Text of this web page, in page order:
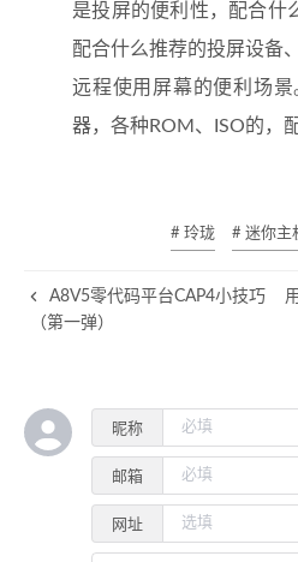
是投屏的便利性，配合什
配合什么推荐的投屏设备
远程使用屏幕的便利场
器，各种ROM、ISO的，
# 玲珑 # 迷你主
A8V5零代码平台CAP4小技巧
（第一弹）
昵称
邮箱
网址